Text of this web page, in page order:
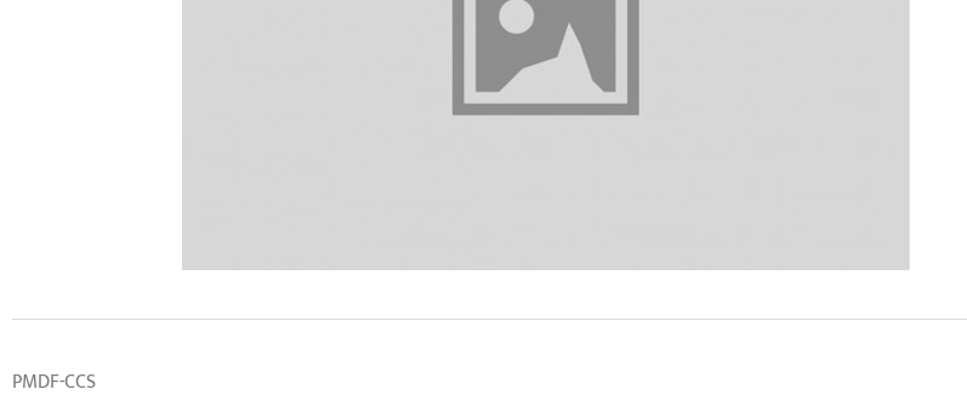
PMDF-CCS